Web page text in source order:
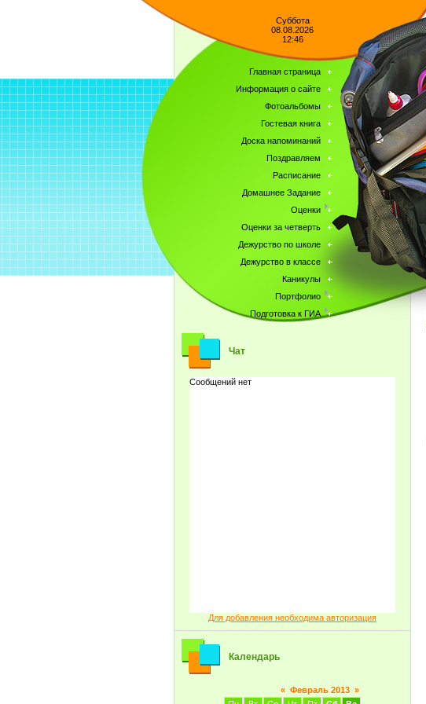
Суббота
08.08.2026
12:46
Главная страница
Информация о сайте
Фотоальбомы
Гостевая книга
Доска напоминаний
Поздравляем
Расписание
Домашнее Задание
Оценки
Оценки за четверть
Дежурство по школе
Дежурство в классе
Каникулы
Портфолио
Подготовка к ГИА
Чат
Для добавления необходима авторизация
Календарь
« Февраль 2013 »